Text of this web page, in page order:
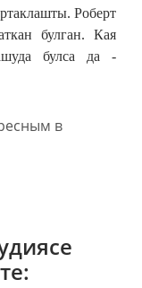
Роберт
булган. Кая
булса да -
в